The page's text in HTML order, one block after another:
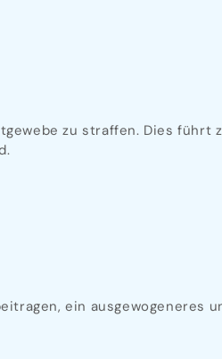
zu straffen. Dies führt
ein ausgewogeneres